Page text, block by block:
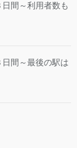
間～利用者数も
間～最後の駅は